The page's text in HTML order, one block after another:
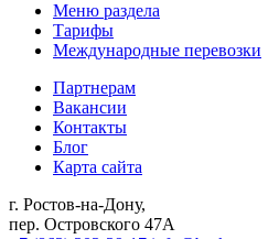
Меню раздела
Тарифы
Международные перевозки
Партнерам
Вакансии
Контакты
Блог
Карта сайта
г. Ростов-на-Дону,
пер. Островского 47А